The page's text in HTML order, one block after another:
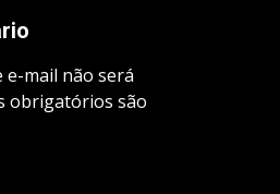
e-mail não será
obrigatórios são